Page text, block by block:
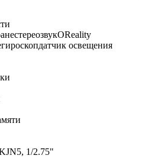
освещения
1/2.75"